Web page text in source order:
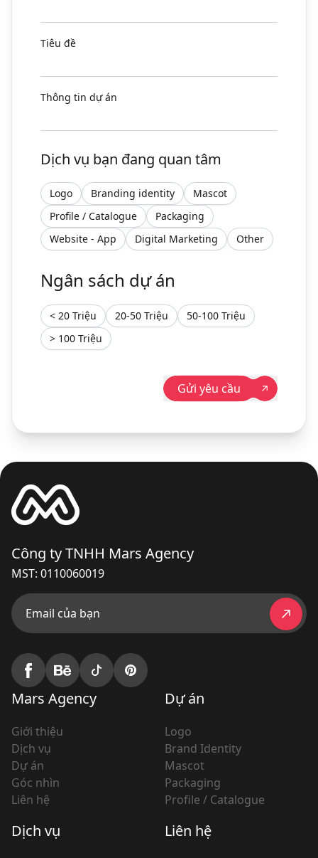
Tiêu đề
Thông tin dự án
Dịch vụ bạn đang quan tâm
Logo Branding identity
Mascot
Profile / Catalogue
Packaging
Website - App
Digital Marketing Other
Ngân sách dự án
< 20 Triệu 20-50 Triệu
50-100 Triệu
> 100 Triệu
Gửi yêu cầu
Công ty TNHH Mars Agency
MST: 0110060019
Email của bạn
Mars Agency
Giới thiệu
Dịch vụ
Dự án
Góc nhìn
Liên hệ
Dự án
Logo
Brand Identity
Mascot
Packaging
Profile / Catalogue
Dịch vụ Liên hệ